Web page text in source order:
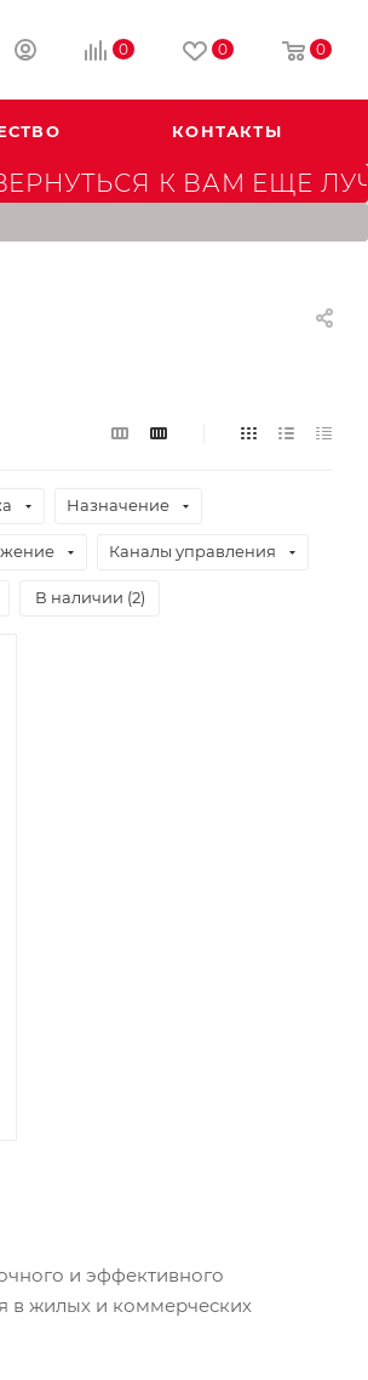
0 0 0
КОНТАКТЫ
К ВАМ ЕЩЕ
Назначение
Каналы управления
В наличии (2)
и эффективного
в жилых и коммерческих